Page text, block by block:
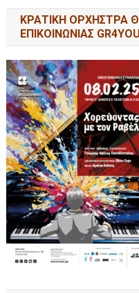
ΚΡΑΤΙΚΗ ΟΡΧΗΣΤΡΑ
ΕΠΙΚΟΙΝΩΝΙΑΣ GR4YOU